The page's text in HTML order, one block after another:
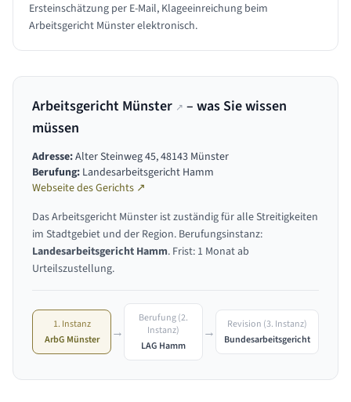
Ersteinschätzung per E-Mail, Klageeinreichung beim
Arbeitsgericht Münster elektronisch.
Arbeitsgericht Münster ↗ – was Sie wissen
müssen
Adresse:Alter Steinweg 45, 48143 Münster
Berufung: Landesarbeitsgericht Hamm
Webseite des Gerichts ↗
Das Arbeitsgericht Münster ist zuständig für alle Streitigkeiten
im Stadtgebiet und der Region. Berufungsinstanz:
Landesarbeitsgericht Hamm. Frist: 1 Monat ab
Urteilszustellung.
1. Instanz
ArbG Münster
→
Berufung (2.
Instanz)
LAG Hamm
→
Revision (3. Instanz)
Bundesarbeitsgericht